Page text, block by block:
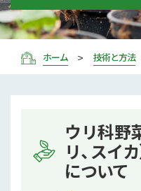
ホーム 技術と方法
ウリ科野
リ、スイ
について